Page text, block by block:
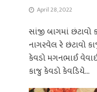
April 28, 2022
સાંજી બાગમાં છંટાવો
નાગરવેલ રે છંટાવો
કેવડો મગનભાઈ
કાજુ કેવડો કેવડિયે...